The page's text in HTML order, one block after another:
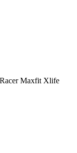
Maxfit Xlife